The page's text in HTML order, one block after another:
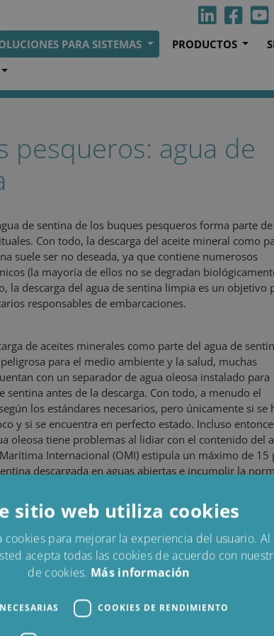
PARA SISTEMAS PRODUCTOS
pesqueros: agua de
de sentina de los buques pesqueros forma parte
Con todo, la descarga del aceite mineral como
suele ser no deseada, ya que contiene numerosos
(la mayoría de ellos no se degradan
la descarga del agua de sentina limpia es un objetivo
responsables de embarcaciones.
de aceites minerales como parte del agua de
para el medio ambiente y la salud, muchas
con un separador de agua oleosa instalado para
sentina antes de la descarga. Con todo, a menudo el
los estándares necesarios, pero únicamente si se
y si se encuentra en perfecto estado. Incluso
oleosa tiene problemas al lidiar con el contenido del
Internacional (OMI) estipula un máximo de 15
descargada en aguas abiertas e incumplir la
de los filtros de aceite CJC®
de limpiar el agua de sentina
riesgo de incumplir la normativa medioambiental
riesgo de sanciones
Absorb Systems CJC
reducidos y sin prácticamente requisitos de
sistemas son soluciones económicas para los
sitio web utiliza cookies
cookies para mejorar la experiencia del usuario.
acepta todas las cookies de acuerdo con
de cookies. Más información
COOKIES DE RENDIMIENTO